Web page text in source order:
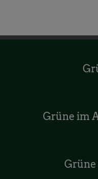
Grüne im
Grüne